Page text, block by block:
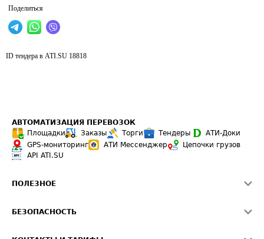
Поделиться
ID тендера в ATI.SU 18818
АВТОМАТИЗАЦИЯ ПЕРЕВОЗОК
Площадки
Заказы Торги Тендеры
АТИ-Доки
GPS-мониторинг
АТИ Мессенджер
Цепочки грузов
API ATI.SU
ПОЛЕЗНОЕ
Звезды ATI.SU на вашем сайте
БЕЗОПАСНОСТЬ